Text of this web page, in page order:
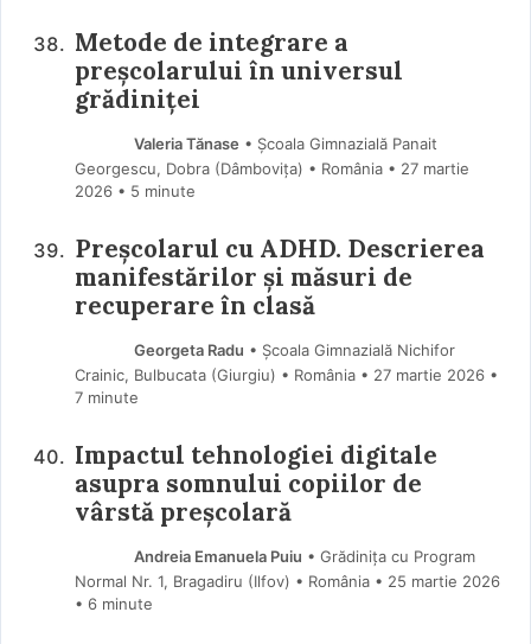
Metode de integrare a
preșcolarului în universul
grădiniței
Valeria Tănase • Școala Gimnazială Panait
Georgescu, Dobra (Dâmboviţa) • România
27 martie
2026 • 5 minute
Preșcolarul cu ADHD. Descrierea
manifestărilor și măsuri de
recuperare în clasă
Georgeta Radu • Școala Gimnazială Nichifor
Crainic, Bulbucata (Giurgiu) • România
27 martie 2026 •
7 minute
Impactul tehnologiei digitale
asupra somnului copiilor de
vârstă preșcolară
Andreia Emanuela Puiu • Grădinița cu Program
Normal Nr. 1, Bragadiru (Ilfov) • România
25 martie 2026
• 6 minute